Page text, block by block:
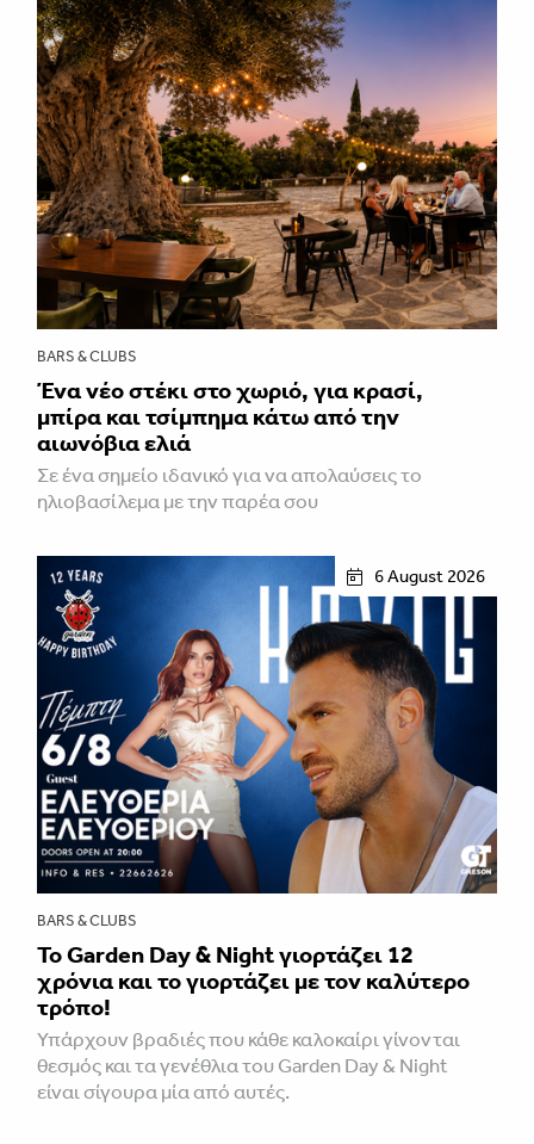
BARS & CLUBS
Ένα νέο στέκι στο χωριό, για κρασί,
μπίρα και τσίμπημα κάτω από την
αιωνόβια ελιά
Σε ένα σημείο ιδανικό για να απολαύσεις το
ηλιοβασίλεμα με την παρέα σου
6 August 2026
BARS & CLUBS
Το Garden Day & Night γιορτάζει 12
χρόνια και το γιορτάζει με τον καλύτερο
τρόπο!
Υπάρχουν βραδιές που κάθε καλοκαίρι γίνονται
θεσμός και τα γενέθλια του Garden Day & Night
είναι σίγουρα μία από αυτές.